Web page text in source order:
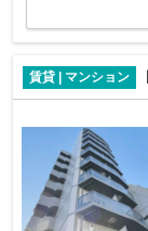
賃貸 | マンション